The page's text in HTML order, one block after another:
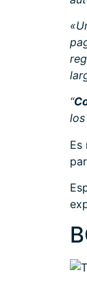
“
Es